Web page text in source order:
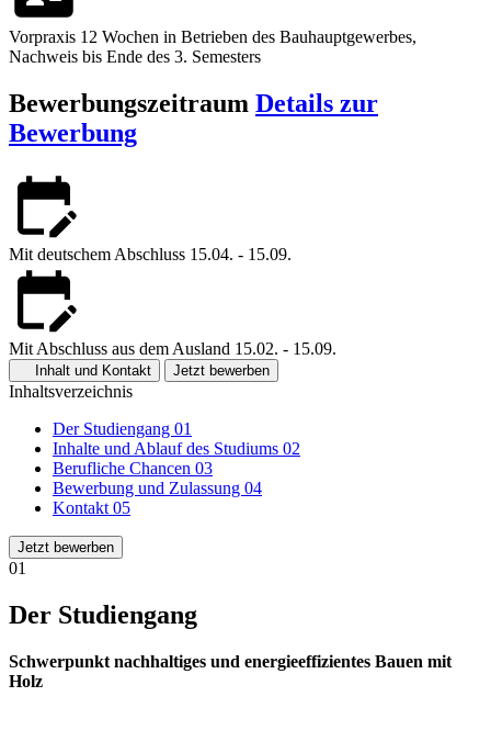
Vorpraxis 12 Wochen in Betrieben des Bauhauptgewerbes,
Nachweis bis Ende des 3. Semesters
Bewerbungszeitraum Details zur
Bewerbung
Mit deutschem Abschluss 15.04. - 15.09.
Mit Abschluss aus dem Ausland 15.02. - 15.09.
Inhalt und Kontakt Jetzt bewerben
Inhaltsverzeichnis
Der Studiengang 01
Inhalte und Ablauf des Studiums 02
Berufliche Chancen 03
Bewerbung und Zulassung 04
Kontakt 05
Jetzt bewerben
01
Der Studiengang
Schwerpunkt nachhaltiges und energieeffizientes Bauen mit
Holz